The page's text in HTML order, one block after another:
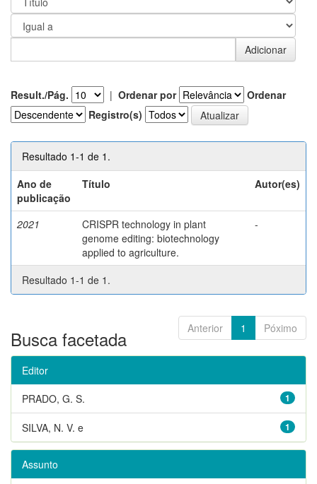
Result./Pág. | Ordenar por
Ordenar
Registro(s)
Resultado 1-1 de 1.
Ano de
publicação
Título Autor(es)
2021
CRISPR technology in plant
genome editing: biotechnology
applied to agriculture.
-
Resultado 1-1 de 1.
Anterior 1 Póximo
Busca facetada
Editor
1
PRADO, G. S.
1
SILVA, N. V. e
Assunto